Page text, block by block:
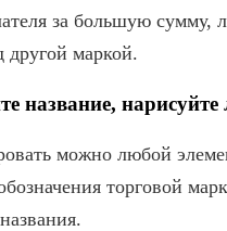
за большую сумму,
другой маркой.
название, нарисуйте
можно любой
торговой